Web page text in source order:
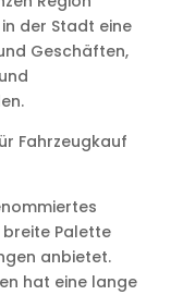
der Stadt eine
Geschäften,
Fahrzeugkauf
Palette
anbietet.
hat eine lange